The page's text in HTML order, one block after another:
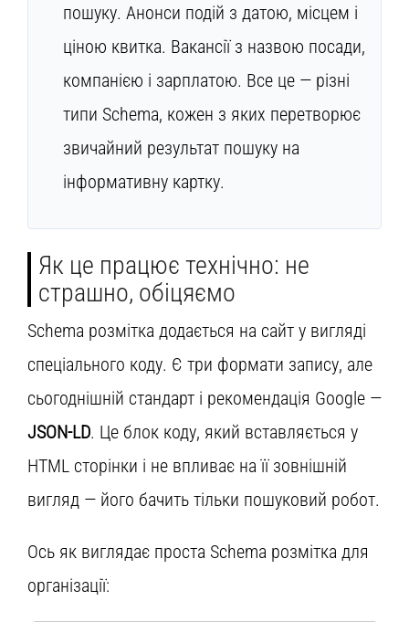
пошуку. Анонси подій з датою, місцем і
ціною квитка. Вакансії з назвою посади,
компанією і зарплатою. Все це — різні
типи Schema, кожен з яких перетворює
звичайний результат пошуку на
інформативну картку.
Як це працює технічно: не
страшно, обіцяємо
Schema розмітка додається на сайт у вигляді
спеціального коду. Є три формати запису, але
сьогоднішній стандарт і рекомендація Google —
JSON-LD. Це блок коду, який вставляється у
HTML сторінки і не впливає на її зовнішній
вигляд — його бачить тільки пошуковий робот.
Ось як виглядає проста Schema розмітка для
організації: